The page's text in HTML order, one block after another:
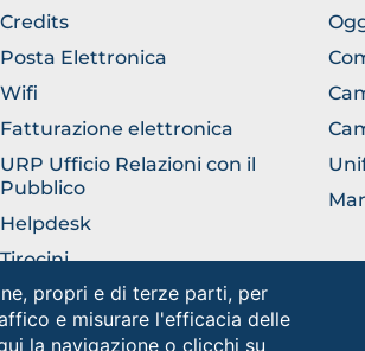
propri e di terze parti, per
e misurare l'efficacia delle
la navigazione o clicchi su
FOOTER
GENERICO
Credits
Posta Elettronica
Wifi
Fatturazione elettronica
URP Ufficio Relazioni con il
Pubblico
Helpdesk
Tirocini
Totem Informa studenti